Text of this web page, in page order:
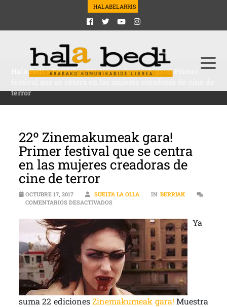
HALABELARRIS
Hala Bedi>Berriak>22º Zinemakumeak gara! Primer
terror
22º Zinemakumeak gara!
Primer festival que se centra
en las mujeres creadoras de
cine de terror
OCTUBRE 17, 2017 SUELTA LA OLLA IN BERRIAK
COMENTARIOS DESACTIVADOSEN 22º ZINEMAKUMEAK GARA! PRIMER
Ya
suma 22 edicionesZinemakumeak gara! Muestra